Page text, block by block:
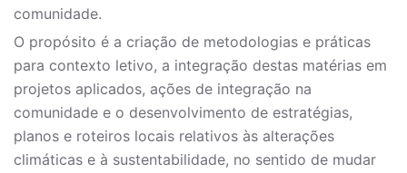
comunidade.
O propósito é a criação de metodologias e práticas
para contexto letivo, a integração destas matérias em
projetos aplicados, ações de integração na
comunidade e o desenvolvimento de estratégias,
planos e roteiros locais relativos às alterações
climáticas e à sustentabilidade, no sentido de mudar